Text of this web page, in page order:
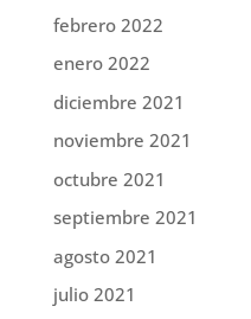
febrero 2022
enero 2022
diciembre 2021
noviembre 2021
octubre 2021
septiembre 2021
agosto 2021
julio 2021